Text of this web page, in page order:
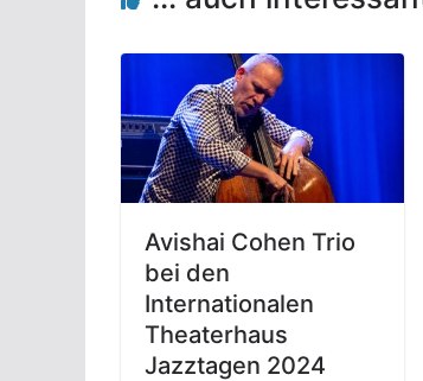
Avishai Cohen Trio
bei den
Internationalen
Theaterhaus
Jazztagen 2024